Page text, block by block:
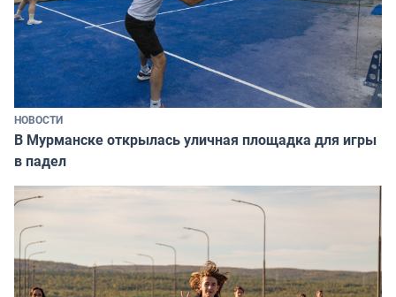
НОВОСТИ
В Мурманске открылась уличная площадка для игры
в падел